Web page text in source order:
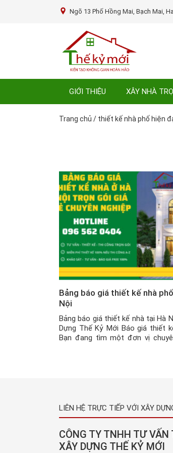
Ngõ 13 Phố Hồng Mai, Bạch Mai,
GIỚI THIỆU XÂY NHÀ
Trang chủ / thiết kế nhà phố hiện
Bảng báo giá thiết kế nhà
Nội
Bảng báo giá thiết kế nhà tại Hà
Dựng Thế Kỷ Mới Báo giá thiết
Bạn đang tìm một đơn vị
LIÊN HỆ TRỰC TIẾP VỚI XÂY
CÔNG TY TNHH TƯ VẤN
XÂY DỰNG THẾ KỶ MỚI